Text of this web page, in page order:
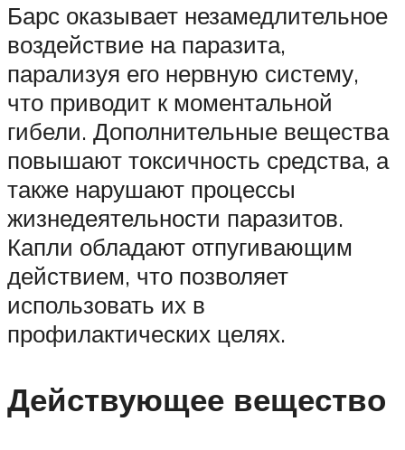
Барс оказывает незамедлительное
воздействие на паразита,
парализуя его нервную систему,
что приводит к моментальной
гибели. Дополнительные вещества
повышают токсичность средства, а
также нарушают процессы
жизнедеятельности паразитов.
Капли обладают отпугивающим
действием, что позволяет
использовать их в
профилактических целях.
Действующее вещество